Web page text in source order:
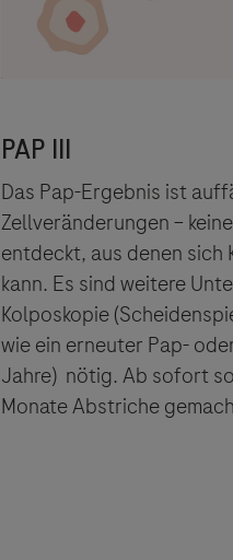
Das Pap-Ergebnis ist
Zellveränderungen –
entdeckt, aus denen sich
kann. Es sind weitere
Kolposkopie
wie ein erneuter Pap-
Jahre) nötig. Ab sofort
Monate Abstriche